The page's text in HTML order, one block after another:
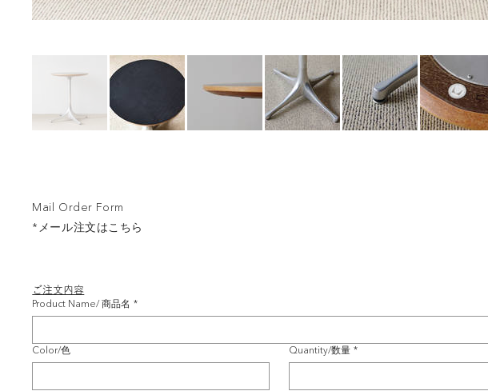
ご注文内容
Product Name/ 商品名 *
Color/色 Quantity/数量 *
Mail Order Form
*メール注文はこちら